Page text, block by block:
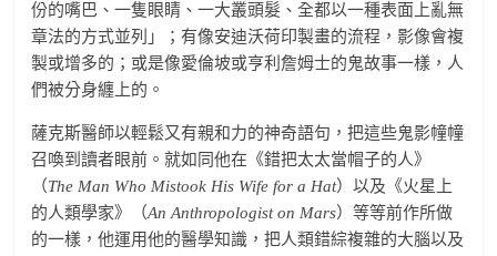
份的嘴巴、一隻眼睛、一大叢頭髮、全都以一種表面上亂無
章法的方式並列」；有像安迪沃荷印製畫的流程，影像會複
製或增多的；或是像愛倫坡或亨利詹姆士的鬼故事一樣，人
們被分身纏上的。
薩克斯醫師以輕鬆又有親和力的神奇語句，把這些鬼影幢幢
召喚到讀者眼前。就如同他在《錯把太太當帽子的人》
（The Man Who Mistook His Wife for a Hat）以及《火星上
的人類學家》（An Anthropologist on Mars）等等前作所做
的一樣，他運用他的醫學知識，把人類錯綜複雜的大腦以及